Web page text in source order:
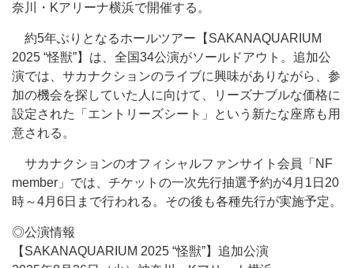
奈川・Kアリーナ横浜で開催する。
約5年ぶりとなるホールツアー【SAKANAQUARIUM
2025 “怪獣”】は、全国34公演がソールドアウト。追加公
演では、サカナクションのライブに興味がありながら、参
加の機会を探していた人に向けて、リーズナブルな価格に
設定された「エントリーズシート」という新たな座席も用
意される。
サカナクションのオフィシャルファンサイト会員「NF
member」では、チケットの一次先行抽選予約が4月1日20
時～4月6日まで行われる。その後も各種先行が実施予定。
◎公演情報
【SAKANAQUARIUM 2025 “怪獣”】追加公演